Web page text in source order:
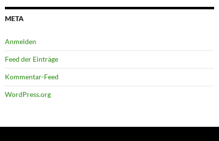
META
Anmelden
Feed der Einträge
Kommentar-Feed
WordPress.org